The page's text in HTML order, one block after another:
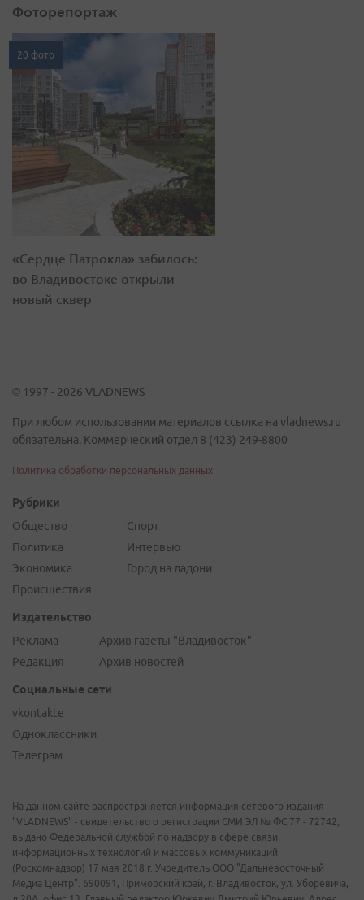
Фоторепортаж
20 фото
«Сердце Патрокла» забилось:
во Владивостоке открыли
новый сквер
© 1997 - 2026 VLADNEWS
При любом использовании материалов ссылка на vladnews.ru
обязательна. Коммерческий отдел 8 (423) 249-8800
Политика обработки персональных данных
Рубрики
Общество
Политика
Экономика
Происшествия
Спорт
Интервью
Город на ладони
Издательство
Реклама
Редакция
Архив газеты "Владивосток"
Архив новостей
Социальные сети
vkontakte
Одноклассники
Телеграм
На данном сайте распространяется информация сетевого издания
"VLADNEWS" - свидетельство о регистрации СМИ ЭЛ № ФС 77 - 72742,
выдано Федеральной службой по надзору в сфере связи,
информационных технологий и массовых коммуникаций
(Роскомнадзор) 17 мая 2018 г. Учредитель ООО "Дальневосточный
Медиа Центр". 690091, Приморский край, г. Владивосток, ул. Уборевича,